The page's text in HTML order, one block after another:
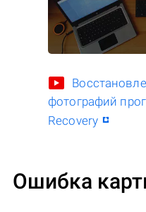
фотографий
Recovery
Ошибка